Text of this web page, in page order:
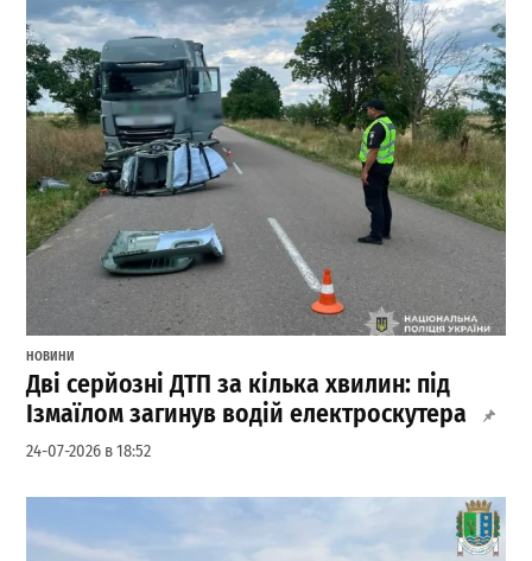
НОВИНИ
Дві серйозні ДТП за кілька хвилин: під
Ізмаїлом загинув водій електроскутера
24-07-2026 в 18:52